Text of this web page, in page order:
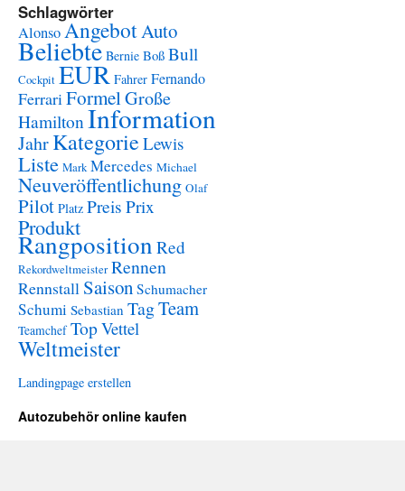
Schlagwörter
AlonsoAngebotAuto
Beliebte Bernie Boß Bull
Cockpit EUR Fahrer Fernando
FerrariFormelGroße
HamiltonInformation
JahrKategorie Lewis
Liste Mark Mercedes Michael
Neuveröffentlichung Olaf
Pilot Platz Preis Prix
Produkt
Rangposition Red
Rekordweltmeister Rennen
Rennstall Saison Schumacher
Schumi Sebastian TagTeam
Teamchef TopVettel
Weltmeister
Landingpage erstellen
Autozubehör online kaufen